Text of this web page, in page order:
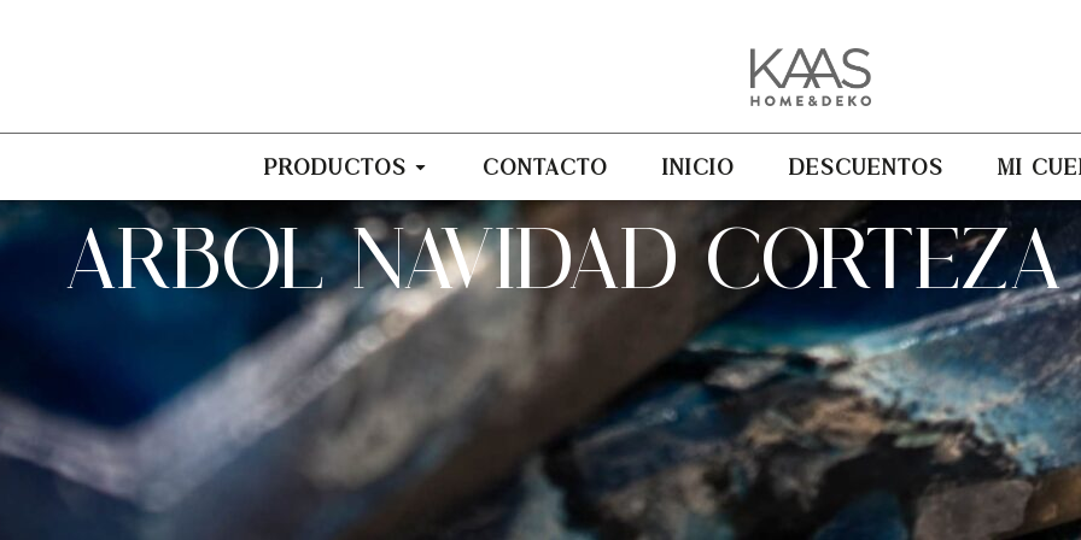
PRODUCTOS CONTACTO INICIO DESCUENTOS MI
ARBOL NAVIDAD